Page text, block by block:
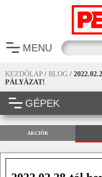
MENU
KEZDŐLAP / BLOG /
PÁLYÁZAT!
GÉPEK
AKCIÓK